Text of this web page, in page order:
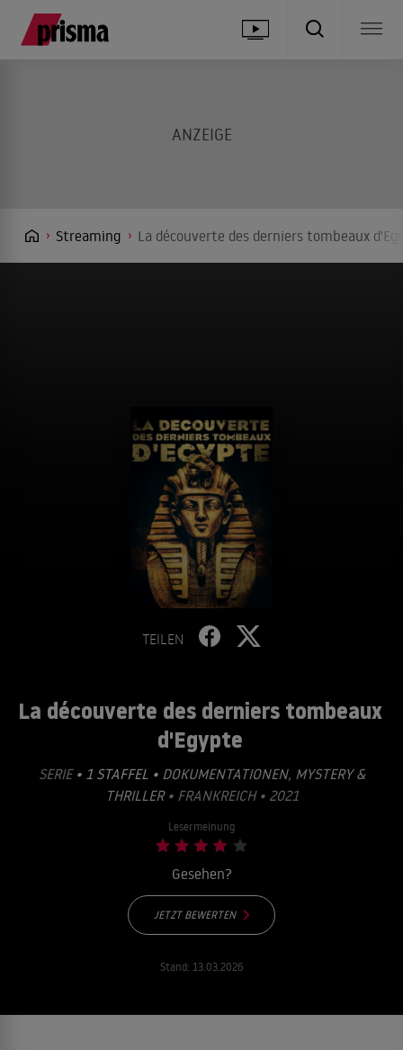
Streaming La découverte des derniers tombeaux
TEILEN
La découverte des derniers tombeaux
d'Egypte
SERIE • 1 STAFFEL • DOKUMENTATIONEN, MYSTERY &
THRILLER• FRANKREICH • 2021
Lesermeinung
Gesehen?
JETZT BEWERTEN
Stand: 13.03.2026